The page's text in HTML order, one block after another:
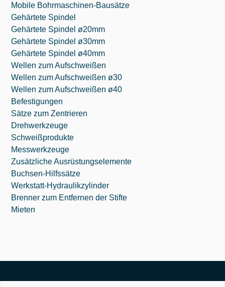
Mobile Bohrmaschinen-Bausätze
Gehärtete Spindel
Gehärtete Spindel ø20mm
Gehärtete Spindel ø30mm
Gehärtete Spindel ø40mm
Wellen zum Aufschweißen
Wellen zum Aufschweißen ø30
Wellen zum Aufschweißen ø40
Befestigungen
Sätze zum Zentrieren
Drehwerkzeuge
Schweißprodukte
Messwerkzeuge
Zusätzliche Ausrüstungselemente
Buchsen-Hilfssätze
Werkstatt-Hydraulikzylinder
Brenner zum Entfernen der Stifte
Mieten